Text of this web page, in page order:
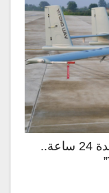
بحمولة طن وقدرة على التحليق لمدة 24 ساعة..